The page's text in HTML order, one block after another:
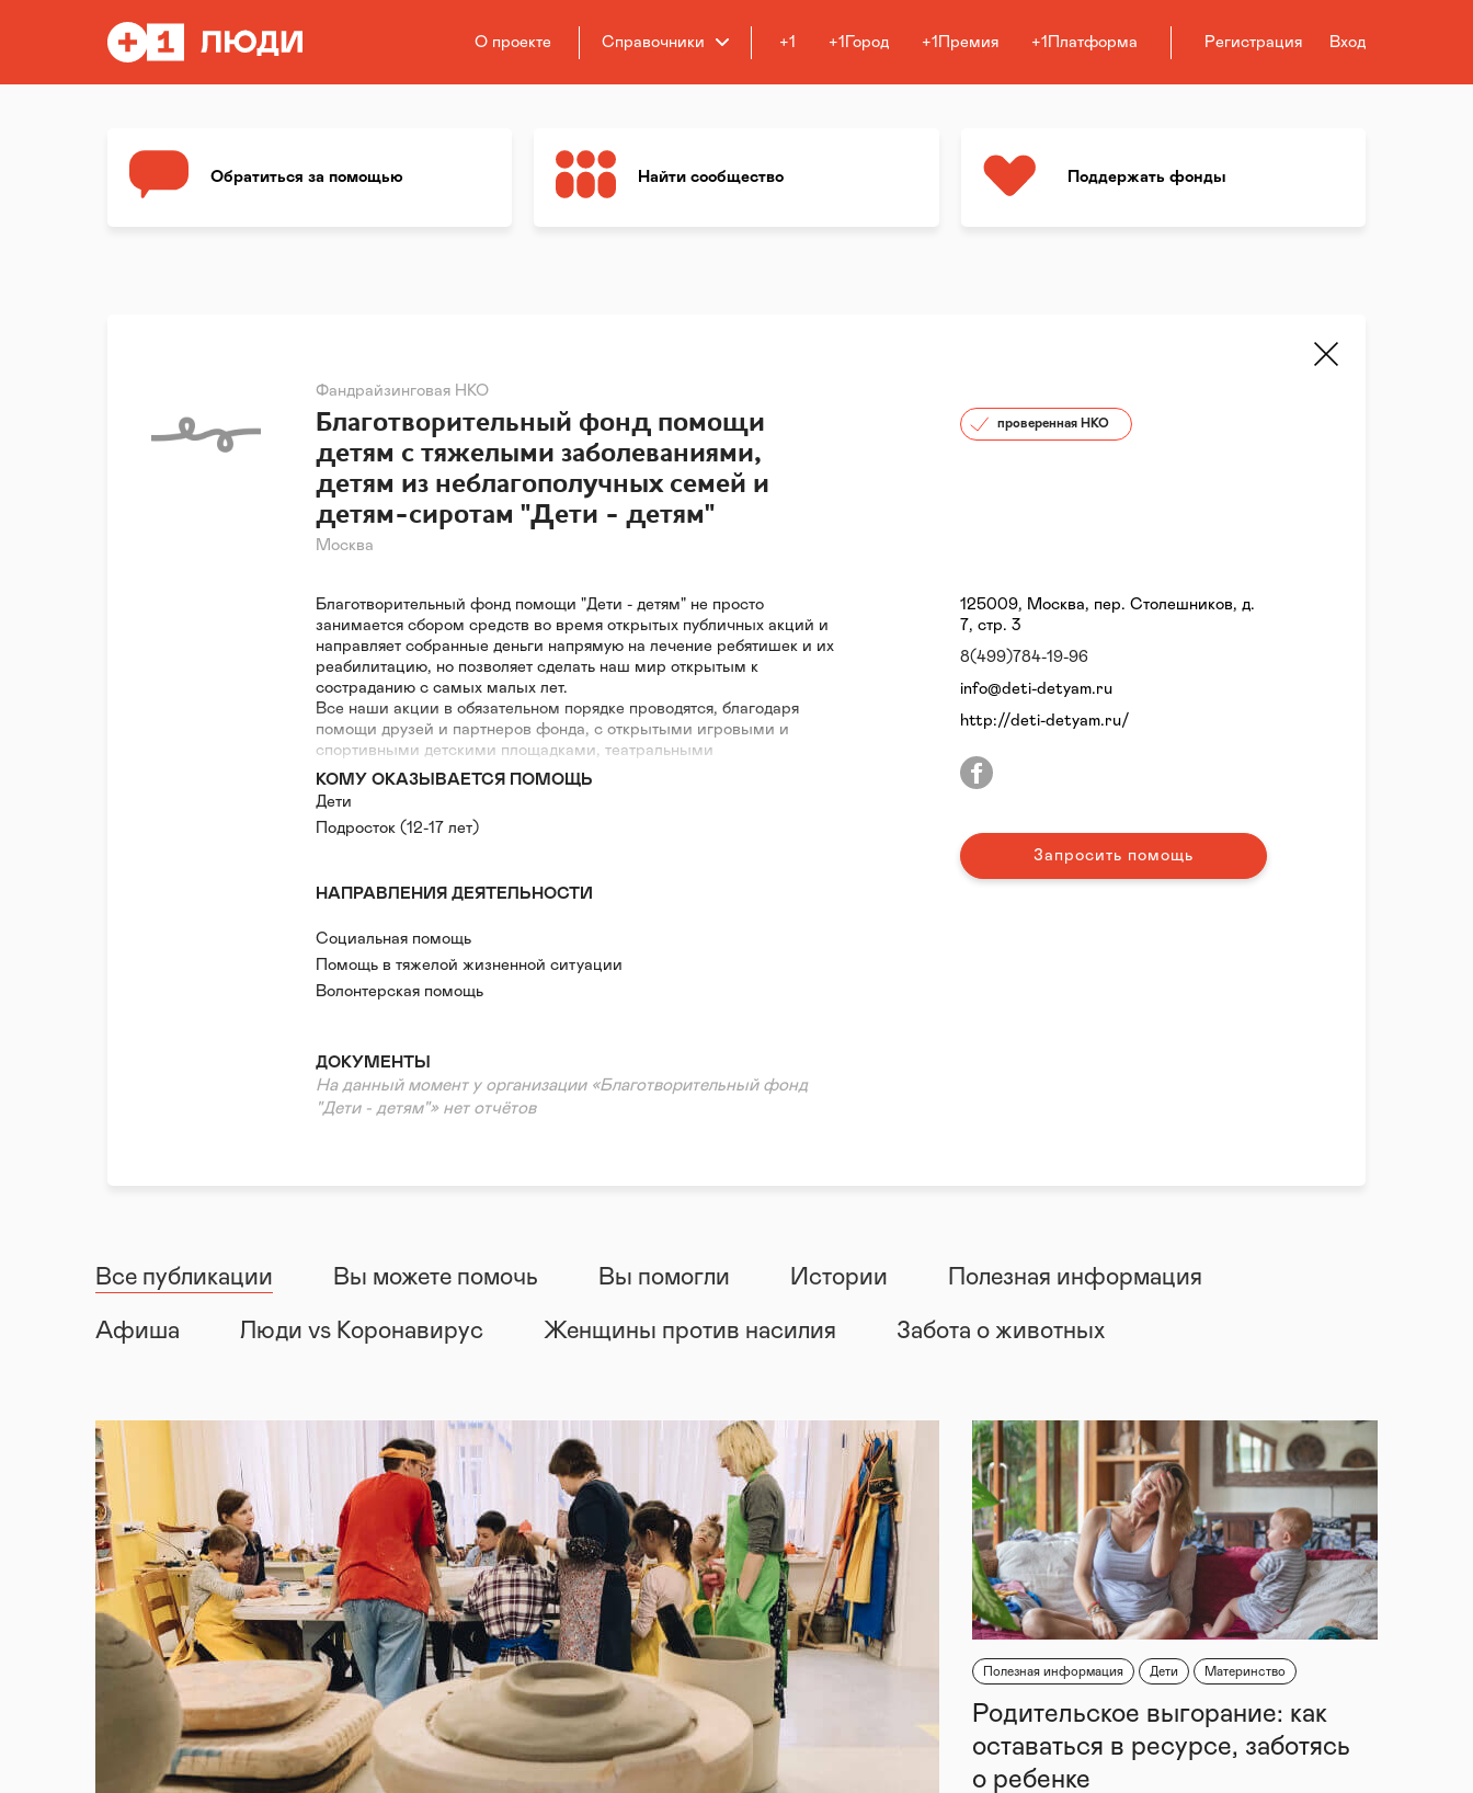
О проекте Справочники +1 +1Город +1Премия +1Платформа Регистрация Вход
Обратиться за помощью Найти сообщество Поддержать фонды
Фандрайзинговая НКО
Благотворительный фонд помощи
детям с тяжелыми заболеваниями,
детям из неблагополучных семей и
детям-сиротам "Дети - детям"
Москва
проверенная НКО
Благотворительный фонд помощи "Дети - детям" не просто
занимается сбором средств во время открытых публичных акций и
направляет собранные деньги напрямую на лечение ребятишек и их
реабилитацию, но позволяет сделать наш мир открытым к
состраданию с самых малых лет.
Все наши акции в обязательном порядке проводятся, благодаря
помощи друзей и партнеров фонда, с открытыми игровыми и
спортивными детскими площадками, театральными
представлениями, конкурсами, викторинами и прочим, на которых
дети могут просто играть, общаться, радоваться, дружить и гордиться
своими папами и мамами, теми — кто себя отдает во имя лечения
своего ребенка, теми — кто помогает своими пожертвованиями
Источник информация: http://deti-detyam.ru/
КОМУ ОКАЗЫВАЕТСЯ ПОМОЩЬ
Дети
Подросток (12-17 лет)
НАПРАВЛЕНИЯ ДЕЯТЕЛЬНОСТИ
Социальная помощь
Помощь в тяжелой жизненной ситуации
Волонтерская помощь
ДОКУМЕНТЫ
На данный момент у организации «Благотворительный фонд
"Дети - детям"» нет отчётов
125009, Москва, пер. Столешников, д.
7, стр. 3
8(499)784-19-96
info@deti-detyam.ru
http://deti-detyam.ru/
Запросить помощь
Все публикации Вы можете помочь Вы помогли Истории Полезная информация
Афиша Люди vs Коронавирус Женщины против насилия Забота о животных
Полезная информация Дети Материнство
Родительское выгорание: как
оставаться в ресурсе, заботясь
о ребенке